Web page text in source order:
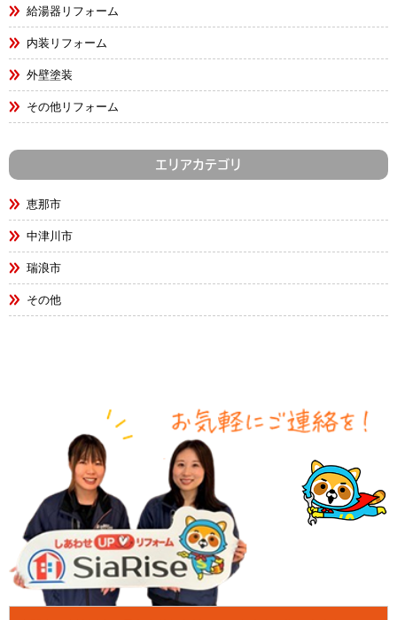
給湯器リフォーム
内装リフォーム
外壁塗装
その他リフォーム
エリアカテゴリ
恵那市
中津川市
瑞浪市
その他